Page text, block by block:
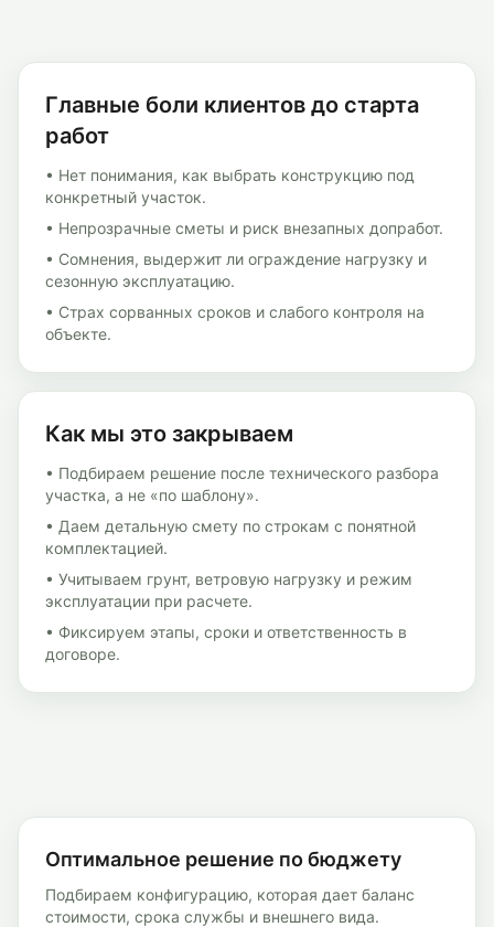
Главные боли клиентов до старта
работ
• Нет понимания, как выбрать конструкцию под
конкретный участок.
• Непрозрачные сметы и риск внезапных допработ.
• Сомнения, выдержит ли ограждение нагрузку и
сезонную эксплуатацию.
• Страх сорванных сроков и слабого контроля на
объекте.
Как мы это закрываем
• Подбираем решение после технического разбора
участка, а не «по шаблону».
• Даем детальную смету по строкам с понятной
комплектацией.
• Учитываем грунт, ветровую нагрузку и режим
эксплуатации при расчете.
• Фиксируем этапы, сроки и ответственность в
договоре.
Оптимальное решение по бюджету
Подбираем конфигурацию, которая дает баланс
стоимости, срока службы и внешнего вида.